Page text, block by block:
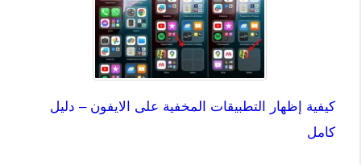
كيفية إظهار التطبيقات المخفية على الايفون – دليل
كامل